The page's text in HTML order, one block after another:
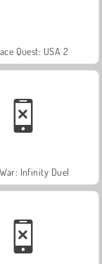
Quest: USA 2
Infinity Duel